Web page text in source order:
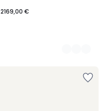
2169,00 €